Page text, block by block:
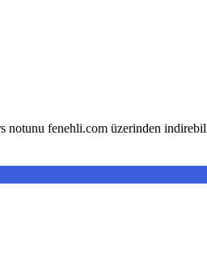
notunu fenehli.com üzerinden